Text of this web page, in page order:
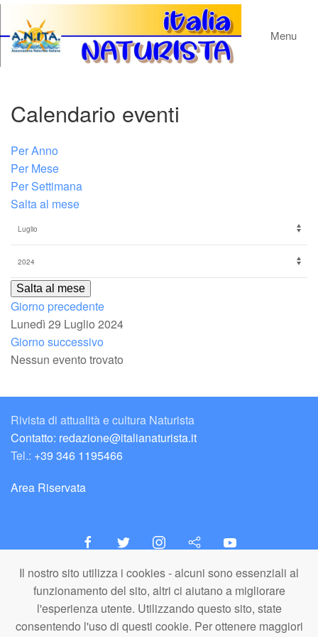
Il nostro sito utilizza i cookies - alcuni sono essenziali al
funzionamento del sito, altri ci aiutano a migliorare
l'esperienza utente. Utilizzando questo sito, state
consentendo l'uso di questi cookie. Per ottenere maggiori
Menu
Calendario eventi
Per Anno
Per Mese
Per Settimana
Salta al mese
Salta al mese
Giorno precedente
Lunedì 29 Luglio 2024
Giorno successivo
Nessun evento trovato
Rivista di attualità e cultura Naturista
Contatto: redazione@italianaturista.it
Tel.: +39 346 1195466
Area Riservata
italiaNATURISTA
Editore e Redazione
A.N.ITA. Associazione Naturista Italiana (APS)
C.F. 80203710159